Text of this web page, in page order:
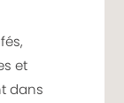
et
dans